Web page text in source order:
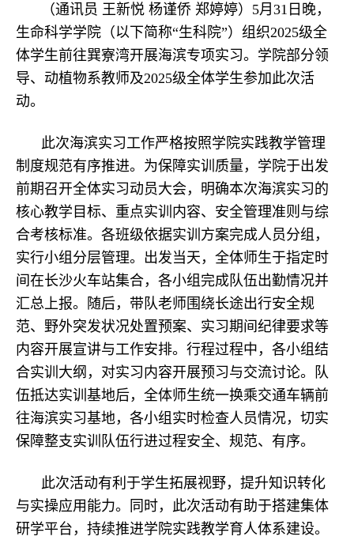
（通讯员 王新悦 杨谨侨 郑婷婷）5月31日晚，
生命科学学院（以下简称“生科院”）组织2025级全
体学生前往巽寮湾开展海滨专项实习。学院部分领
导、动植物系教师及2025级全体学生参加此次活
动。
此次海滨实习工作严格按照学院实践教学管理
制度规范有序推进。为保障实训质量，学院于出发
前期召开全体实习动员大会，明确本次海滨实习的
核心教学目标、重点实训内容、安全管理准则与综
合考核标准。各班级依据实训方案完成人员分组，
实行小组分层管理。出发当天，全体师生于指定时
间在长沙火车站集合，各小组完成队伍出勤情况并
汇总上报。随后，带队老师围绕长途出行安全规
范、野外突发状况处置预案、实习期间纪律要求等
内容开展宣讲与工作安排。行程过程中，各小组结
合实训大纲，对实习内容开展预习与交流讨论。队
伍抵达实训基地后，全体师生统一换乘交通车辆前
往海滨实习基地，各小组实时检查人员情况，切实
保障整支实训队伍行进过程安全、规范、有序。
此次活动有利于学生拓展视野，提升知识转化
与实操应用能力。同时，此次活动有助于搭建集体
研学平台，持续推进学院实践教学育人体系建设。